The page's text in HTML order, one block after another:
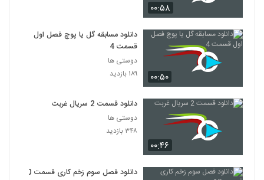
۰۰:۵۸
۰۰:۵۰
دانلود مسابقه گل یا پوچ فصل اول
قسمت 4
دوستی ها
۱۸۹ بازدید
۰۰:۴۶
دانلود قسمت 2 سریال غربت
دوستی ها
۳۴۸ بازدید
دانلود فصل سوم زخم کاری قسمت 10